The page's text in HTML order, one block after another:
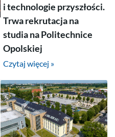
i technologie przyszłości.
Trwa rekrutacja na
studia na Politechnice
Opolskiej
Czytaj więcej »